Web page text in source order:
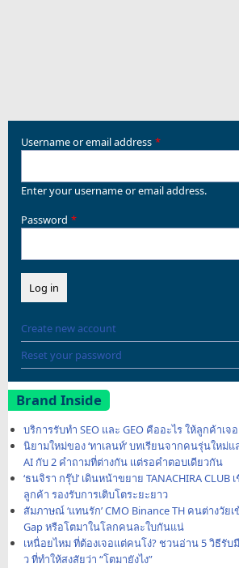
Username or email address
Enter your username or email address.
Password
Create new account
Reset your password
Brand Inside
บริการรับทำ SEO และ GEO คืออะไร ให้ลูกค้า
นิยามใหม่ของ ‘ทาเลนท์’ บทเรียนจากคนรุ่นใหม่
AI กับ 2 คำถามที่ต่างกัน แต่รอคำตอบเดียวกัน
‘ธนจิรา กรุ๊ป’ เดินหน้าขยาย TANACHIRA
ลูกค้า รองรับการเติบโตระยะยาว
สัมภาษณ์ ‘แทนรัก’ CMO Binance TH คนต่างวัย
Gap หรือโตมาในโลกคนละใบกันแน่
เหนื่อยไหม ที่ต้องเจอแต่คนโง่? ชวนอ่าน 5 วิธีรับ
ว ที่ทำให้สงสัยว่า “โตมายังไง”